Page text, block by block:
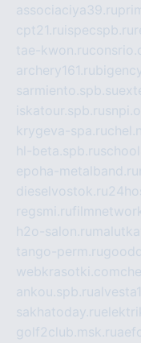
associaciya39.ru
cpt21.ru ispecspb.ru
tae-kwon.ru
archery161.ru
sarmiento.spb.su
iskatour.spb.ru
krygeva-spa.ru
hl-beta.spb.ru
epoha-metalband.ru
dieselvostok.ru
regsmi.ru
h2o-salon.ru
tango-perm.ru
webkrasotki.com
ankou.spb.ru
sakhatoday.ru
golf2club.msk.ru